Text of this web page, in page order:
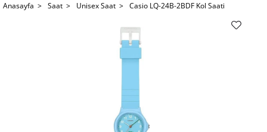
Anasayfa > Saat > Unisex Saat > Casio LQ-24B-2BDF Kol Saati